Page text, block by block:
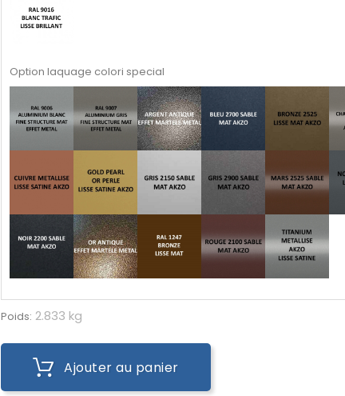
Option laquage colori special
Poids: 2.833 kg
Ajouter au panier